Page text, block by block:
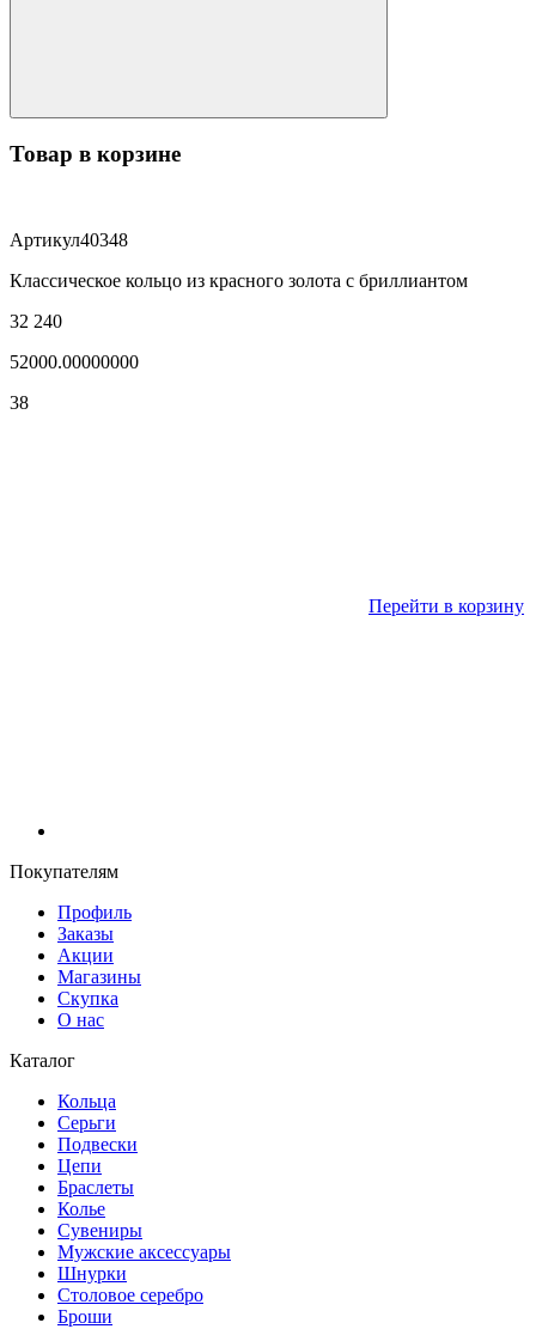
Товар в корзине
Артикул40348
Классическое кольцо из красного золота с бриллиантом
32 240
52000.00000000
38
Перейти в корзину
Покупателям
Профиль
Заказы
Акции
Магазины
Скупка
О нас
Каталог
Кольца
Серьги
Подвески
Цепи
Браслеты
Колье
Сувениры
Мужские аксессуары
Шнурки
Столовое серебро
Броши